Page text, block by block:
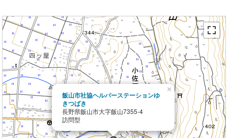
飯山市社協ヘルパーステーションゆ
きつばき
長野県飯山市大字飯山7355-4
訪問型
×